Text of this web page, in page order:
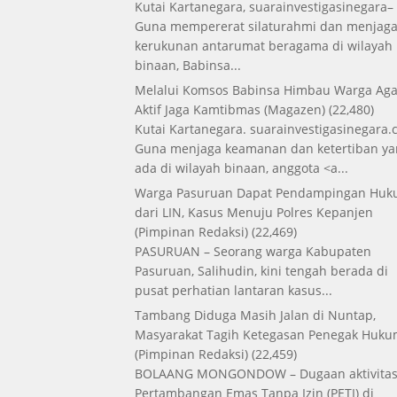
Kutai Kartanegara, suarainvestigasinegara–
Guna mempererat silaturahmi dan menjaga
kerukunan antarumat beragama di wilayah
binaan, Babinsa...
Melalui Komsos Babinsa Himbau Warga
Aktif Jaga Kamtibmas (Magazen) (22,480)
Kutai Kartanegara.
Guna menjaga keamanan dan ketertiban
ada di wilayah binaan, anggota <a...
Warga Pasuruan Dapat Pendampingan
dari LIN, Kasus Menuju Polres Kepanjen
(Pimpinan Redaksi) (22,469)
PASURUAN – Seorang warga Kabupaten
Pasuruan, Salihudin, kini tengah berada di
pusat perhatian lantaran kasus...
Tambang Diduga Masih Jalan di Nuntap,
Masyarakat Tagih Ketegasan Penegak
(Pimpinan Redaksi) (22,459)
BOLAANG MONGONDOW – Dugaan aktivitas
Pertambangan Emas Tanpa Izin (PETI) di